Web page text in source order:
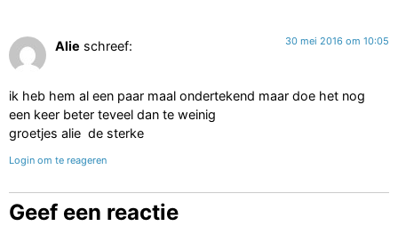
Alie schreef: 30 mei 2016 om 10:05
ik heb hem al een paar maal ondertekend maar doe het nog
een keer beter teveel dan te weinig
groetjes alie de sterke
Login om te reageren
Geef een reactie